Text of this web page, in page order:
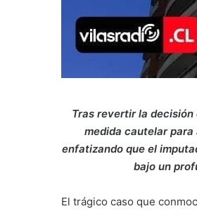
Tras revertir la decisión
medida cautelar
enfatizando que el
bajo un
El trágico caso que